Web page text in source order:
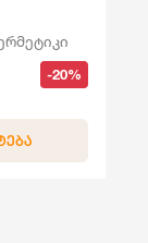
-20%